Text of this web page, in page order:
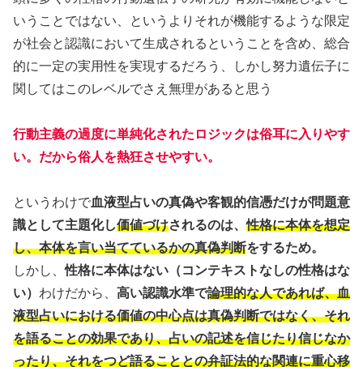
いうことではない、というよりそれが機能するような限定
が社会と認識において生成されるということを含め、総合
的に一定の実用性を実現するだろう、しかし努力遺伝子に
関してはこのレベルでさえ無理があると思う
行動主義の過度に単純化されたロジックは俗耳に入りやす
い。 だから俗人を熱狂させやすい。
というわけで血液型占いの真偽や客観的信憑だけが問題意
識として主題化し価値づけされるのは、性格に本体を想定
し、本体を言い当てているかの真偽判断をするため。
しかし、性格に本体はない（コンテキストなしの性格はな
い） わけだから、 高い認識水準で論理的な人であれば、血
液型占いにおける価値の中心点は真偽判断ではなく、それ
を語ることの効果であり、占いの記述を信じたり信じなか
ったり、それをつど語ることとの弁証法的な関連に重心移